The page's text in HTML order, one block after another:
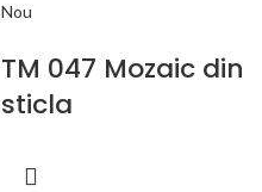
Nou
TM 047 Mozaic din
sticla